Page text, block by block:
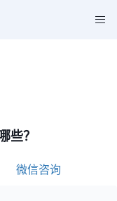
些？
微信咨询